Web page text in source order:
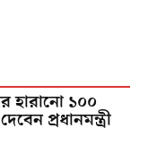
হারানো ১০০
প্রধানমন্ত্রী